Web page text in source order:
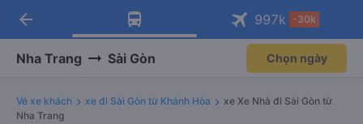
Tải app Vexere ngay!
Nhận ưu đãi thành viên độc
Mở app
Tải app Vexere
-30k/ghế khi đặt vé máy bay qua
Mở app
arrow_back 997k -30k
Nha Trang Sài Gòn Chọn ngày
Vé xe khách xe đi Sài Gòn từ Khánh Hòa
xe Xe Nhà đi Sài Gòn từ
Nha Trang